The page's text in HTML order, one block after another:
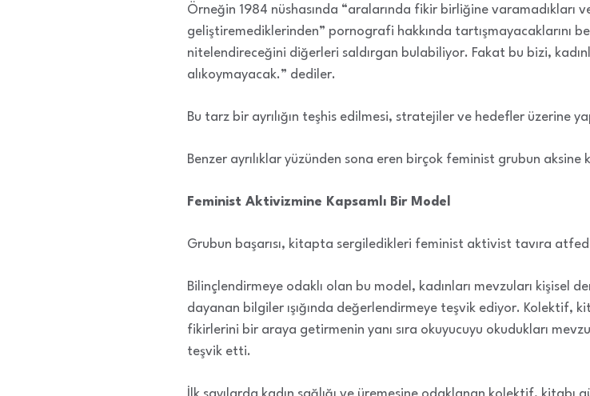
Örneğin 1984 nüshasında “aralarında fikir birliğine varamadıkları
geliştiremediklerinden” pornografi hakkında tartışmayacaklarını
nitelendireceğini diğerleri saldırgan bulabiliyor. Fakat bu bizi,
alıkoymayacak.” dediler.
Bu tarz bir ayrılığın teşhis edilmesi, stratejiler ve hedefler üzerine
Benzer ayrılıklar yüzünden sona eren birçok feminist grubun aksine
Feminist Aktivizmine Kapsamlı Bir Model
Grubun başarısı, kitapta sergiledikleri feminist aktivist tavıra
Bilinçlendirmeye odaklı olan bu model, kadınları mevzuları kişisel
dayanan bilgiler ışığında değerlendirmeye teşvik ediyor. Kolektif,
fikirlerini bir araya getirmenin yanı sıra okuyucuyu okudukları
teşvik etti.